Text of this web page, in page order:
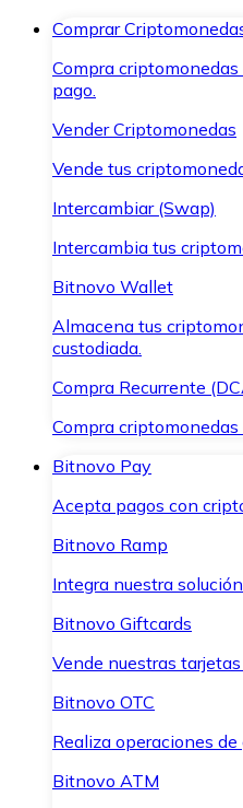
Comprar
Compra
pago.
Vender Criptomonedas
Vende tus
Intercambiar (Swap)
Intercambia tus
Bitnovo Wallet
Almacena tus
custodiada.
Compra Recurrente
Compra
Bitnovo Pay
Acepta pagos con
Bitnovo Ramp
Integra nuestra
Bitnovo Giftcards
Vende nuestras
Bitnovo OTC
Realiza operaciones
Bitnovo ATM